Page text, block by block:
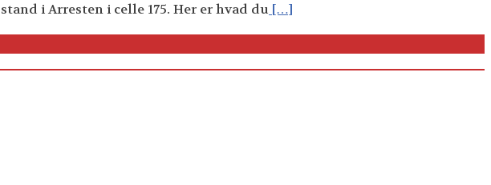
i Arresten i celle 175. Her er hvad du […]